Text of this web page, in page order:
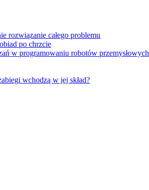
rozwiązanie całego problemu
po chrzcie
w programowaniu robotów przemysłowych
wchodzą w jej skład?